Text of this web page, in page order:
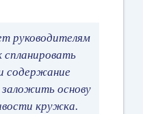
руководителям
спланировать
содержание
основу
кружка.